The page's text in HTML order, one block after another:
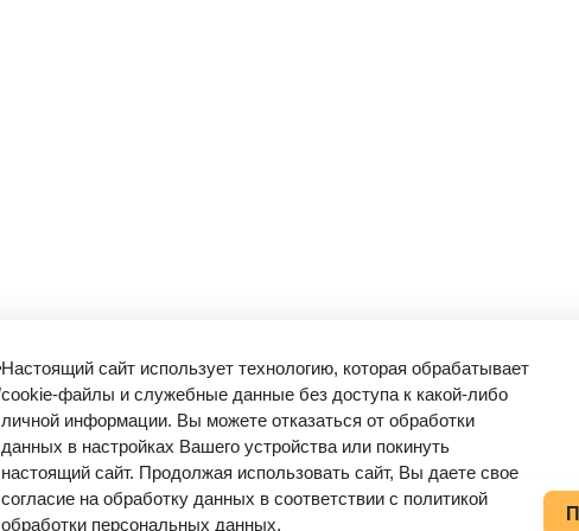
Настоящий сайт использует технологию, которая обрабатывает
cookie-файлы и служебные данные без доступа к какой-либо
личной информации. Вы можете отказаться от обработки
данных в настройках Вашего устройства или покинуть
настоящий сайт. Продолжая использовать сайт, Вы даете свое
согласие на обработку данных в соответствии с политикой
обработки персональных данных.